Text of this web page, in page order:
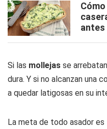
antes
Si las mollejas se
dura. Y si no alcanzan una
a quedar latigosas en su
La meta de todo asador es